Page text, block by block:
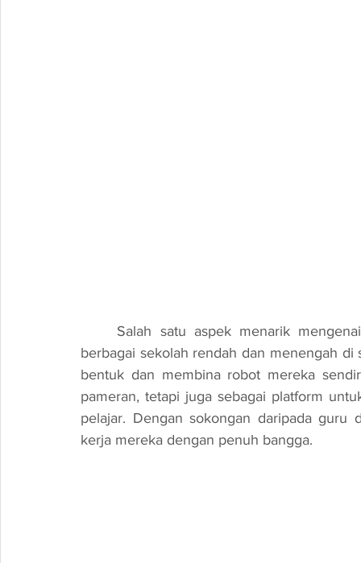
berbagai sekolah rendah dan menengah
bentuk dan membina robot mereka
pameran, tetapi juga sebagai platform
pelajar. Dengan sokongan daripada guru
kerja mereka dengan penuh bangga.